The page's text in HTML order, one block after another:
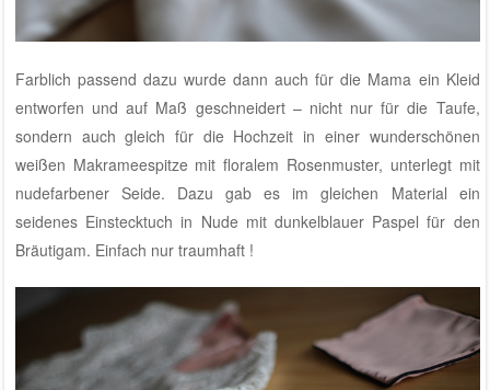
Farblich passend dazu wurde dann auch für die Mama ein Kleid
entworfen und auf Maß geschneidert – nicht nur für die Taufe,
sondern auch gleich für die Hochzeit in einer wunderschönen
weißen Makrameespitze mit floralem Rosenmuster, unterlegt mit
nudefarbener Seide. Dazu gab es im gleichen Material ein
seidenes Einstecktuch in Nude mit dunkelblauer Paspel für den
Bräutigam. Einfach nur traumhaft !